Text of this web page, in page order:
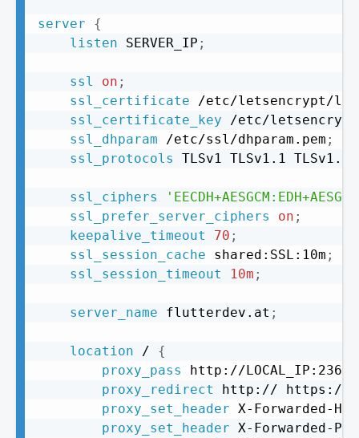
server
{
listen SERVER_IP ;
ssl on ;
ssl_certificate /etc/letsencrypt/
ssl_certificate_key /etc/
ssl_dhparam /etc/ssl/dhparam.pem ;
ssl_protocols
TLSv1 TLSv1.1 TLSv1.2
ssl_ciphers
ssl_prefer_server_ciphers
on ;
keepalive_timeout
70 ;
ssl_session_cache shared:SSL:10m ;
ssl_session_timeout
10m ;
server_name flutterdev.at ;
location /
{
proxy_pass
http://LOCAL_IP:2368/
proxy_redirect
http:// https://
proxy_set_header X-Forwarded-
proxy_set_header X-Forwarded-